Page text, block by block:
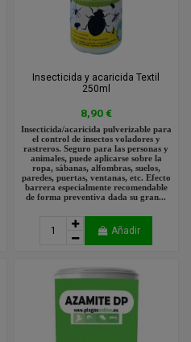
Insecticida y acaricida Textil
250ml
8,90 €
Insecticida/acaricida pulverizable para
el control de insectos voladores y
rastreros. Seguro para las personas y
animales, puede aplicarse sobre la
ropa, sábanas, alfombras, suelos,
paredes, puertas, ventanas, etc. Efecto
barrera especialmente recomendable
de forma preventiva dada su gran...
Añadir